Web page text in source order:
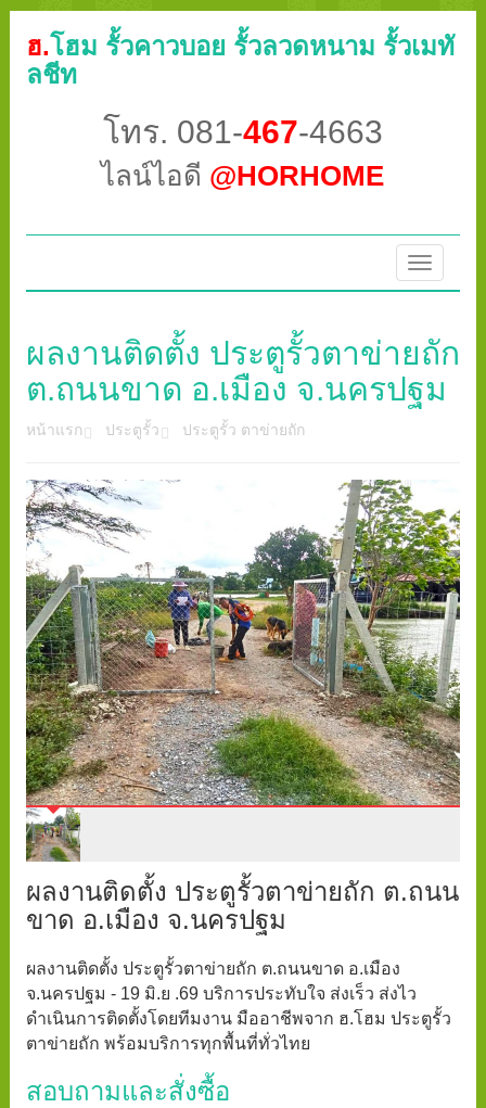
ฮ.โฮม รั้วคาวบอย รั้วลวดหนาม รั้วเมทั
ลชีท
โทร. 081-467-4663
ไลน์ไอดี @HORHOME
Toggle
ผลงานติดตั้ง ประตูรั้วตาข่ายถัก
ต.ถนนขาด อ.เมือง จ.นครปฐม
หน้าแรก ประตูรั้ว ประตูรั้ว ตาข่ายถัก
ผลงานติดตั้ง ประตูรั้วตาข่ายถัก ต.ถนน
ขาด อ.เมือง จ.นครปฐม
ผลงานติดตั้ง ประตูรั้วตาข่ายถัก ต.ถนนขาด อ.เมือง
จ.นครปฐม - 19 มิ.ย .69 บริการประทับใจ ส่งเร็ว ส่งไว
ดำเนินการติดตั้งโดยทีมงาน มืออาชีพจาก ฮ.โฮม ประตูรั้ว
ตาข่ายถัก พร้อมบริการทุกพื้นที่ทั่วไทย
สอบถามและสั่งซื้อ